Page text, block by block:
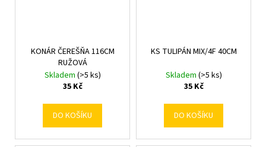
KONÁR ČEREŠŇA 116CM
RUŽOVÁ
Skladem (>5 ks)
35 Kč
DO KOŠÍKU
KS TULIPÁN MIX/4F 40CM
Skladem (>5 ks)
35 Kč
DO KOŠÍKU